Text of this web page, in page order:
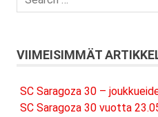
VIIMEISIMMÄT
SC Saragoza 30 –
SC Saragoza 30 vuotta